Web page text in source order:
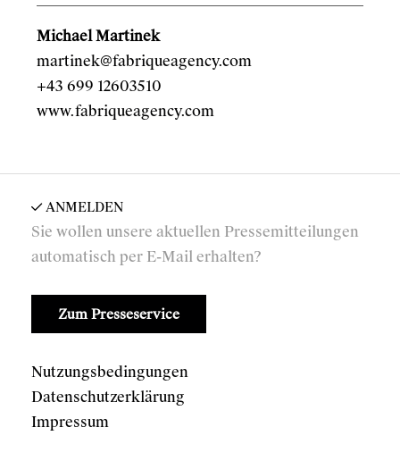
Michael Martinek
martinek@fabriqueagency.com
+43 699 12603510
www.fabriqueagency.com
ANMELDEN
Sie wollen unsere aktuellen Pressemitteilungen
automatisch per E-Mail erhalten?
Zum Presseservice
Nutzungsbedingungen
Datenschutzerklärung
Impressum